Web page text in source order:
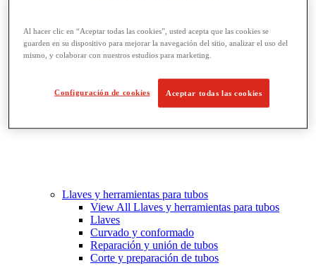
Llaves y herramientas para tubos
View All Llaves y herramientas para tubos
Llaves
Curvado y conformado
Reparación y unión de tubos
Corte y preparación de tubos
Al hacer clic en “Aceptar todas las cookies”, usted acepta que las cookies se
guarden en su dispositivo para mejorar la navegación del sitio, analizar el uso del
mismo, y colaborar con nuestros estudios para marketing.
Configuración de cookies Aceptar todas las cookies